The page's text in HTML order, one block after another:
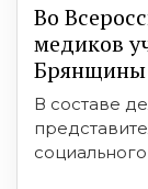
Во
медиков
Брянщины
В составе